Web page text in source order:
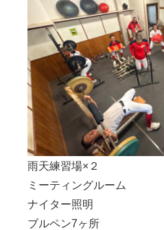
雨天練習場×２
ミーティングルーム
ナイター照明
ブルペン7ヶ所